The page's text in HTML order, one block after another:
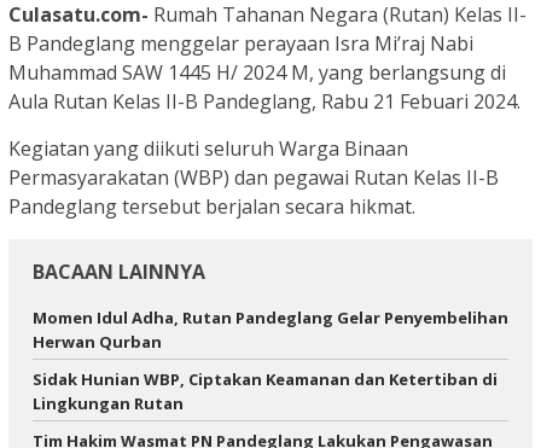
Culasatu.com- Rumah Tahanan Negara (Rutan) Kelas II-
B Pandeglang menggelar perayaan Isra Mi’raj Nabi
Muhammad SAW 1445 H/ 2024 M, yang berlangsung di
Aula Rutan Kelas II-B Pandeglang, Rabu 21 Febuari 2024.
Kegiatan yang diikuti seluruh Warga Binaan
Permasyarakatan (WBP) dan pegawai Rutan Kelas II-B
Pandeglang tersebut berjalan secara hikmat.
BACAAN LAINNYA
Momen Idul Adha, Rutan Pandeglang Gelar Penyembelihan
Herwan Qurban
Sidak Hunian WBP, Ciptakan Keamanan dan Ketertiban di
Lingkungan Rutan
Tim Hakim Wasmat PN Pandeglang Lakukan Pengawasan